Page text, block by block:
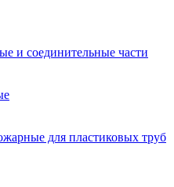
и соединительные части
для пластиковых труб